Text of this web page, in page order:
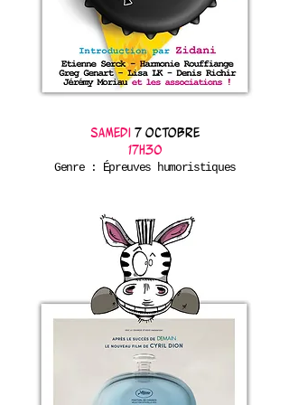
Samedi 7 octobre
17h30
Genre : Épreuves humoristiques